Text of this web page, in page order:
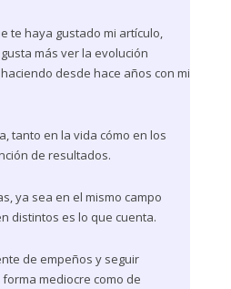
te haya gustado mi artículo,
más ver la evolución
desde hace años con mi
tanto en la vida cómo en los
de resultados.
ya sea en el mismo campo
distintos es lo que cuenta.
de empeños y seguir
mediocre como de